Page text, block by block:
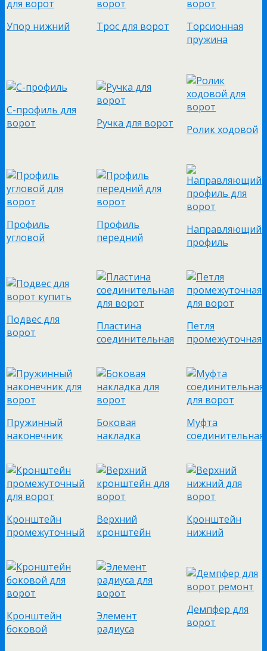
Упор нижний Трос для ворот
Торсионная
пружина
С-профиль для
ворот
Ручка для ворот Ролик ходовой
Профиль
угловой
Профиль
передний
Направляющий
профиль
Подвес для
ворот
Пластина
соединительная
Петля
промежуточная
Пружинный
наконечник
Боковая
накладка
Муфта
соединительная
Кронштейн
промежуточный
Верхний
кронштейн
Кронштейн
нижний
Кронштейн
боковой
Элемент
радиуса
Демпфер для
ворот